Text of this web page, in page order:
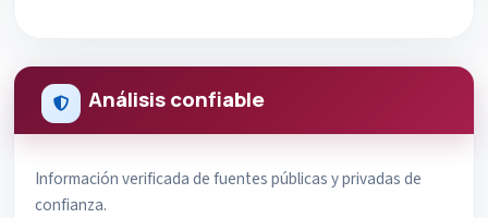
Análisis confiable
Información verificada de fuentes públicas y privadas de
confianza.